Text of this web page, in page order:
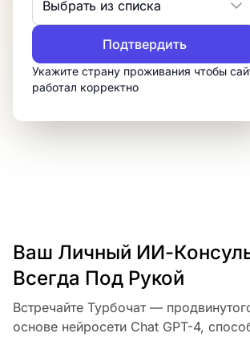
Выбрать из списка
Подтвердить
Укажите страну проживания чтобы
работал корректно
своих текстах. Чат-бот GPT-4
исправляет знаки препинания,
Ваш Личный ИИ-
Всегда Под Рукой
Встречайте Турбочат —
основе нейросети Chat GPT-4,